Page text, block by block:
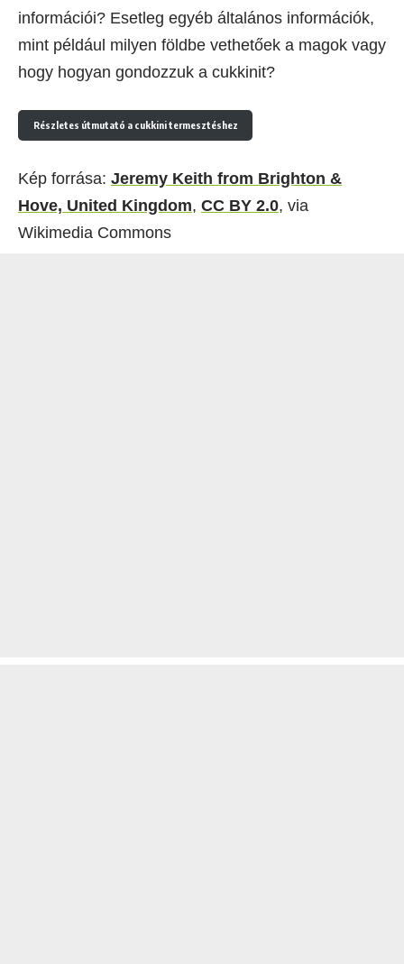
információi? Esetleg egyéb általános információk,
mint például milyen földbe vethetőek a magok vagy
hogy hogyan gondozzuk a cukkinit?
Részletes útmutató a cukkini termesztéshez
Kép forrása: Jeremy Keith from Brighton &
Hove, United Kingdom, CC BY 2.0, via
Wikimedia Commons